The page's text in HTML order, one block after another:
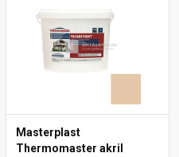
Masterplast
Thermomaster akril